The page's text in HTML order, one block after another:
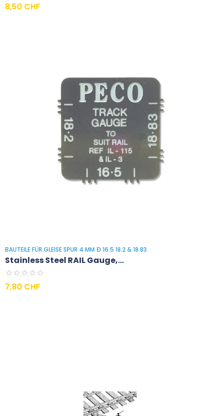
Preis
8,50 CHF
BAUTEILE FÜR GLEISE SPUR 4 MM Ð 16.5 18.2 & 18.83
Stainless Steel RAIL Gauge,...
Preis
7,80 CHF